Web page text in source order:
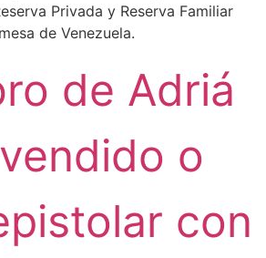
Privada y Reserva Familiar
de Venezuela.
de Adriá
o
con